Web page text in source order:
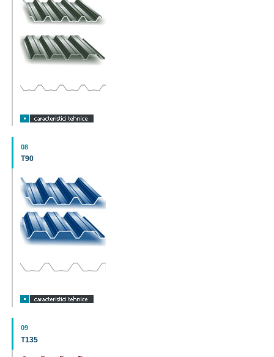
08
T90
09
T135